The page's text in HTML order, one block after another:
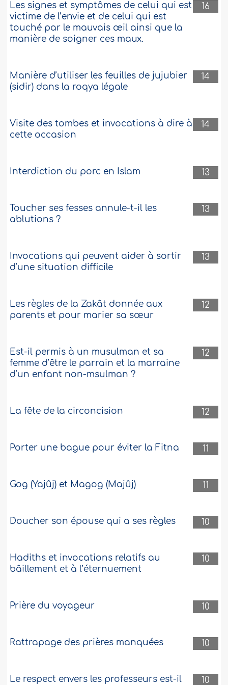
Salam alaykoum, Pourquoi certaines
personnes voient des djinns et d'autres
non ? Pourquoi certaines personnes
font des rêves prémonitoires et d'autres
non, est-ce que c'est parce qu'Allah les
208762 27-5-2013
sur laquelle sont inscrtits des versets du
ensuite pour boire. Est-ce une bonne
Salam, est-il permis pour un raqi
(la magie) ? .. Plus
16
Les signes et symptômes de celui qui est
victime de l’envie et de celui qui est
touché par le mauvais œil ainsi que la
manière de soigner ces maux.
14
Manière d’utiliser les feuilles de jujubier
(sidir) dans la roqya légale
14
Visite des tombes et invocations à dire à
cette occasion
13
Interdiction du porc en Islam
13
Toucher ses fesses annule-t-il les
ablutions ?
13
Invocations qui peuvent aider à sortir
d’une situation difficile
12
Les règles de la Zakât donnée aux
parents et pour marier sa sœur
12
Est-il permis à un musulman et sa
femme d’être le parrain et la marraine
d’un enfant non-msulman ?
12
La fête de la circoncision
11
Porter une bague pour éviter la Fitna
11
Gog (Yajûj) et Magog (Majûj)
10
Doucher son épouse qui a ses règles
10
Hadiths et invocations relatifs au
bâillement et à l’éternuement
10
Prière du voyageur
10
Rattrapage des prières manquées
10
Le respect envers les professeurs est-il